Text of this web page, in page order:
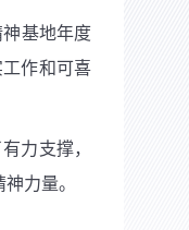
基地年度
作和可喜
力支撑，
力量。